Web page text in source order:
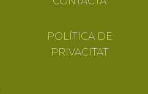
POLÍTICA DE
PRIVACITAT